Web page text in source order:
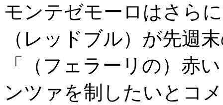
モンテゼモーロはさら
（レッドブル）が先週
「（フェラーリの）赤
ンツァを制したいとコ